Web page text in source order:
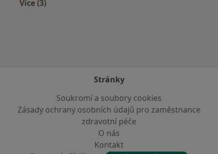
Více (3)
Stránky
Soukromí a soubory cookies
Zásady ochrany osobních údajů pro zaměstnance
zdravotní péče
O nás
Kontakt